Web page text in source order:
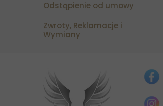
Odstąpienie od umowy
Zwroty, Reklamacje i
Wymiany